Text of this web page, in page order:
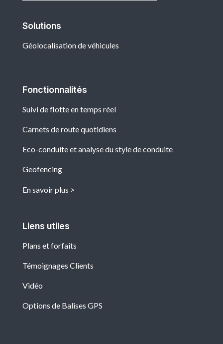
Solutions
Géolocalisation de véhicules
Fonctionnalités
Suivi de flotte en temps réel
Carnets de route quotidiens
Eco-conduite et analyse du style de conduite
Geofencing
En savoir plus
Liens utiles
Plans et forfaits
Témoignages Clients
Vidéo
Options de Balises GPS